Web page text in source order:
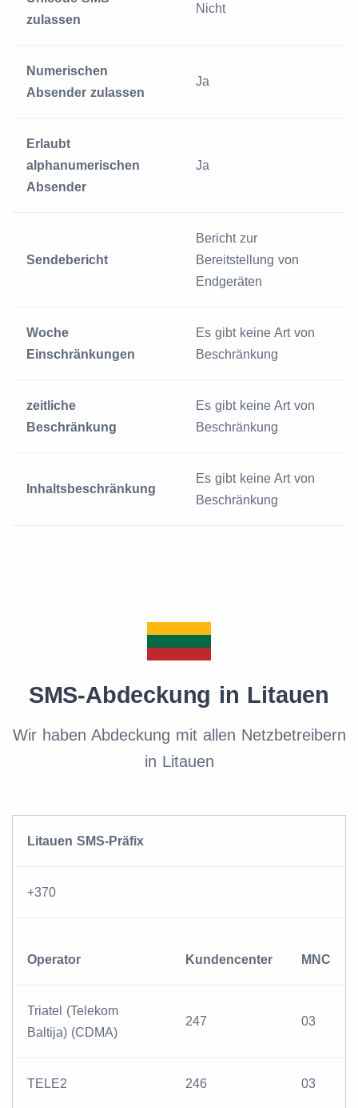
zulassen
Nicht
Numerischen
Absender zulassen
Ja
Erlaubt
alphanumerischen
Absender
Ja
Sendebericht
Bericht zur
Bereitstellung von
Endgeräten
Woche
Einschränkungen
Es gibt keine Art von
Beschränkung
zeitliche
Beschränkung
Es gibt keine Art von
Beschränkung
Inhaltsbeschränkung
Es gibt keine Art von
Beschränkung
SMS-Abdeckung in Litauen
Wir haben Abdeckung mit allen Netzbetreibern
in Litauen
Litauen SMS-Präfix
+370
Operator Kundencenter MNC
Triatel (Telekom
Baltija) (CDMA)
247 03
TELE2 246 03